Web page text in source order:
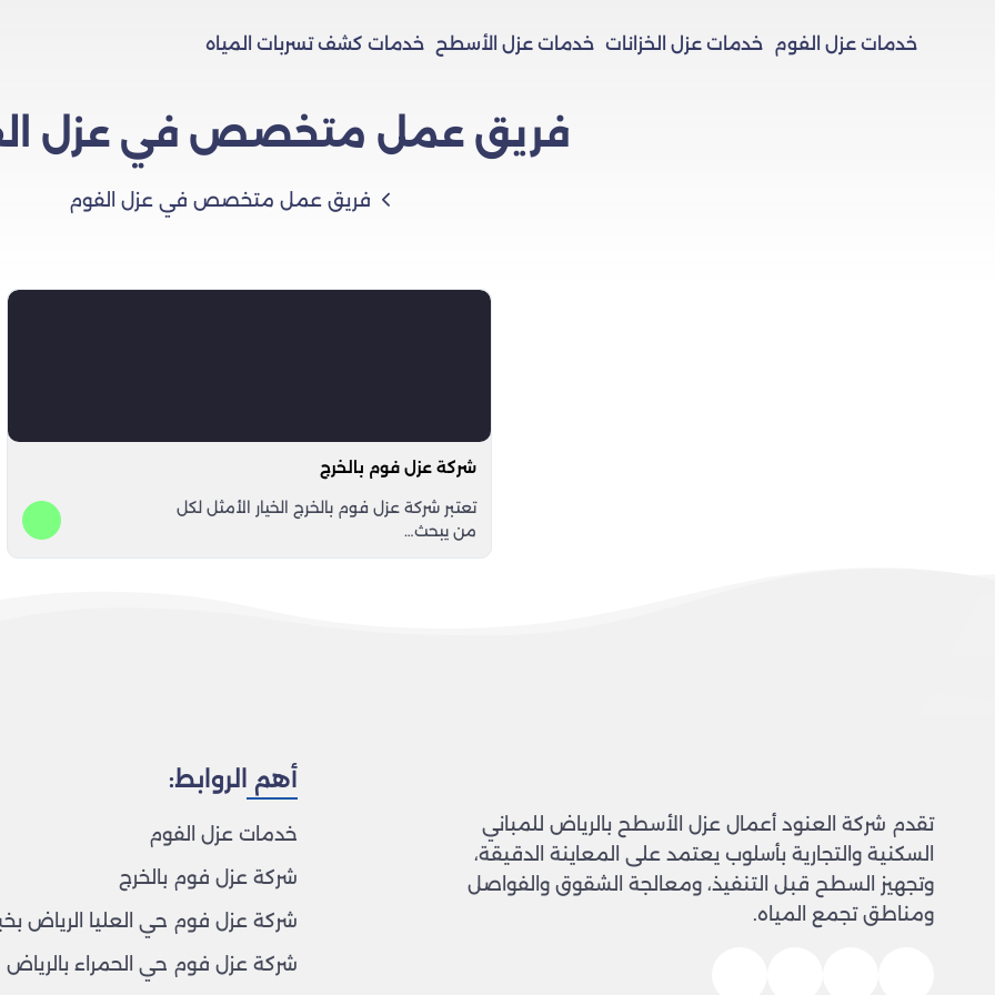
خدمات عزل الفوم خدمات عزل الخزانات خدمات عزل الأسطح خدمات كشف تسربات المياه
فريق عمل متخصص في عزل
فريق عمل متخصص في عزل الفوم
شركة عزل فوم بالخرج
تعتبر شركة عزل فوم بالخرج الخيار الأمثل لكل
من يبحث…
تقدم شركة العنود أعمال عزل الأسطح بالرياض للمباني
السكنية والتجارية بأسلوب يعتمد على المعاينة الدقيقة،
وتجهيز السطح قبل التنفيذ، ومعالجة الشقوق والفواصل
ومناطق تجمع المياه.
أهم الروابط:
خدمات عزل الفوم
شركة عزل فوم بالخرج
شركة عزل فوم حي العليا الرياض
شركة عزل فوم حي الحمراء بالرياض